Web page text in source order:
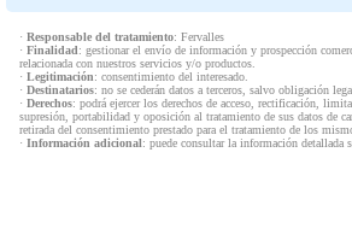
· Responsable del tratamiento: Fervalles
· Finalidad: gestionar el envío de información y prospección
relacionada con nuestros servicios y/o productos.
· Legitimación: consentimiento del interesado.
· Destinatarios: no se cederán datos a terceros, salvo obligación
· Derechos: podrá ejercer los derechos de acceso, rectificación,
supresión, portabilidad y oposición al tratamiento de sus datos de
retirada del consentimiento prestado para el tratamiento de los
· Información adicional: puede consultar la información detallada